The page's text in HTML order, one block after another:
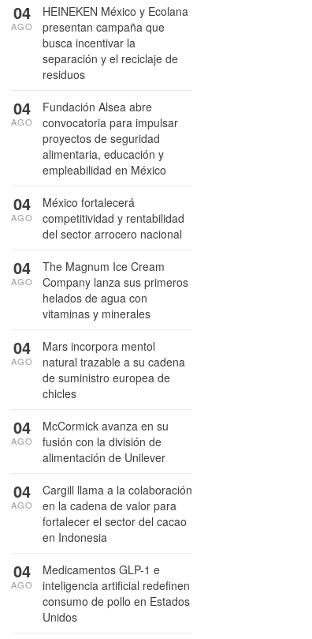
HEINEKEN México y Ecolana
presentan campaña que
busca incentivar la
separación y el reciclaje de
residuos
04
AGO
Fundación Alsea abre
convocatoria para impulsar
proyectos de seguridad
alimentaria, educación y
empleabilidad en México
04
AGO
México fortalecerá
competitividad y rentabilidad
del sector arrocero nacional
04
AGO
The Magnum Ice Cream
Company lanza sus primeros
helados de agua con
vitaminas y minerales
04
AGO
Mars incorpora mentol
natural trazable a su cadena
de suministro europea de
chicles
04
AGO
McCormick avanza en su
fusión con la división de
alimentación de Unilever
04
AGO
Cargill llama a la colaboración
en la cadena de valor para
fortalecer el sector del cacao
en Indonesia
04
AGO
Medicamentos GLP-1 e
inteligencia artificial redefinen
consumo de pollo en Estados
Unidos
04
AGO